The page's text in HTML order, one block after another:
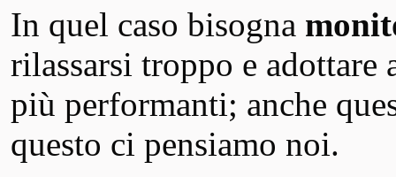
In quel caso bisogna
rilassarsi troppo e adottare
più performanti; anche
questo ci pensiamo noi.